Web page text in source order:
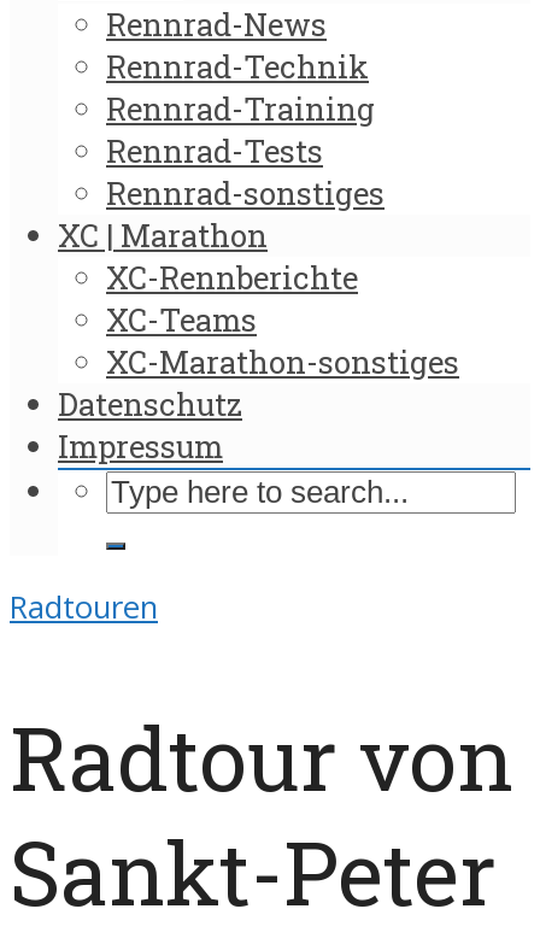
Rennrad-News
Rennrad-Technik
Rennrad-Training
Rennrad-Tests
Rennrad-sonstiges
XC | Marathon
XC-Rennberichte
XC-Teams
XC-Marathon-sonstiges
Datenschutz
Impressum
Radtouren
Radtour von
Sankt-Peter